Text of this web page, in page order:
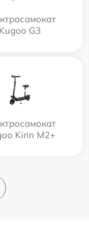
Kugoo G3
Kirin M2+